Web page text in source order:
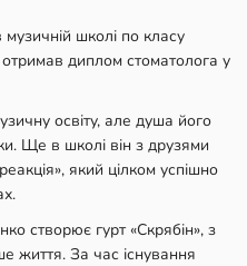
школі по класу
диплом стоматолога у
освіту, але душа його
Ще в школі він з друзями
який цілком успішно
створює гурт «Скрябін», з
життя. За час існування